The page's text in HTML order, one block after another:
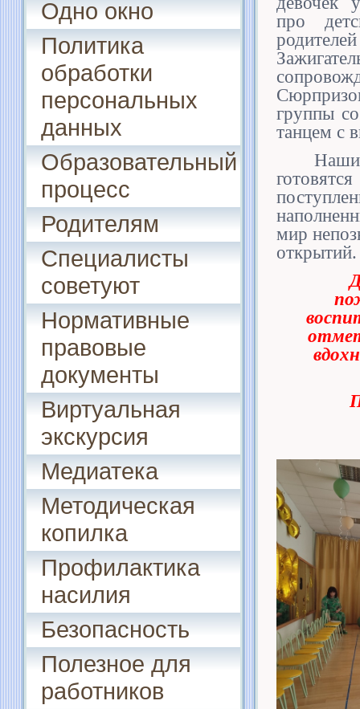
Одно окно
Политика
обработки
персональных
данных
Образовательный
процесс
Родителям
Специалисты
советуют
Нормативные
правовые
документы
Виртуальная
экскурсия
Медиатека
Методическая
копилка
Профилактика
насилия
Безопасность
Полезное для
работников
про
группы
танцем с
Наши
мир
открытий.